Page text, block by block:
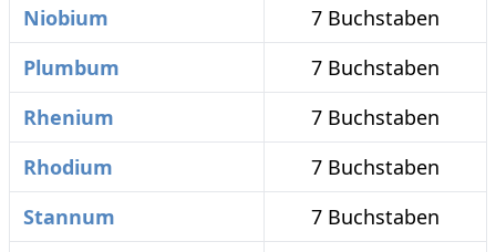
Niobium
7 Buchstaben
Plumbum
7 Buchstaben
Rhenium
7 Buchstaben
Rhodium
7 Buchstaben
Stannum
7 Buchstaben